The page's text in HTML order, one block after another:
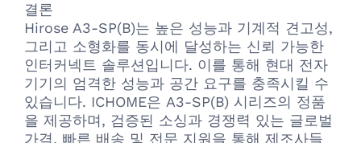
결론
Hirose A3-SP(B)는 높은 성능과 기계적 견고성,
그리고 소형화를 동시에 달성하는 신뢰 가능한
인터커넥트 솔루션입니다. 이를 통해 현대 전자
기기의 엄격한 성능과 공간 요구를 충족시킬 수
있습니다. ICHOME은 A3-SP(B) 시리즈의 정품
을 제공하며, 검증된 소싱과 경쟁력 있는 글로벌
가격, 빠른 배송 및 전문 지원을 통해 제조사들